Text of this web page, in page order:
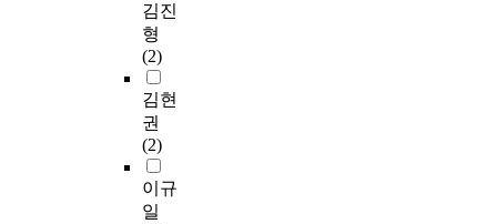
김진
형
(2)
김현
권
(2)
이규
일